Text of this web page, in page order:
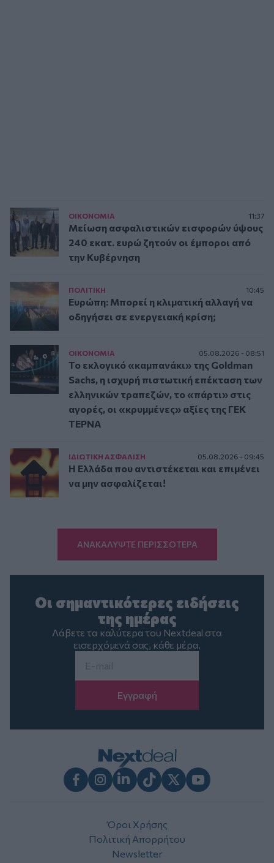
ΟΙΚΟΝΟΜΙΑ 11:37
Μείωση ασφαλιστικών εισφορών ύψους
240 εκατ. ευρώ ζητούν οι έμποροι από
την Κυβέρνηση
ΠΟΛΙΤΙΚΗ 10:45
Ευρώπη: Μπορεί η κλιματική αλλαγή να
οδηγήσει σε ενεργειακή κρίση;
ΟΙΚΟΝΟΜΙΑ 05.08.2026 - 08:51
Το εκλογικό «καμπανάκι» της Goldman
Sachs, η ισχυρή πιστωτική επέκταση των
ελληνικών τραπεζών, το «πάρτι» στις
αγορές, οι «κρυμμένες» αξίες της ΓΕΚ
ΤΕΡΝΑ
ΙΔΙΩΤΙΚΗ ΑΣΦAΛΙΣΗ 05.08.2026 - 09:45
Η Ελλάδα που αντιστέκεται και επιμένει
να μην ασφαλίζεται!
ΑΝΑΚΑΛΥΨΤΕ ΠΕΡΙΣΣΟΤΕΡΑ
Οι σημαντικότερες ειδήσεις
της ημέρας
Λάβετε τα καλύτερα του Nextdeal στα
εισερχόμενά σας, κάθε μέρα.
Όροι Χρήσης
Πολιτική Απορρήτου
Newsletter